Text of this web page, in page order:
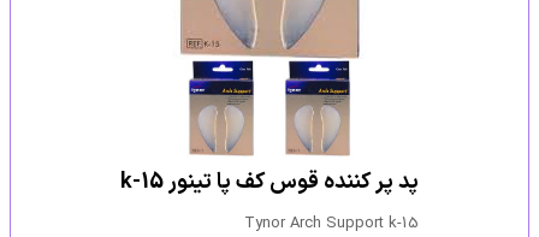
پد پر کننده قوس کف پا تینور k-15
Tynor Arch Support k-15